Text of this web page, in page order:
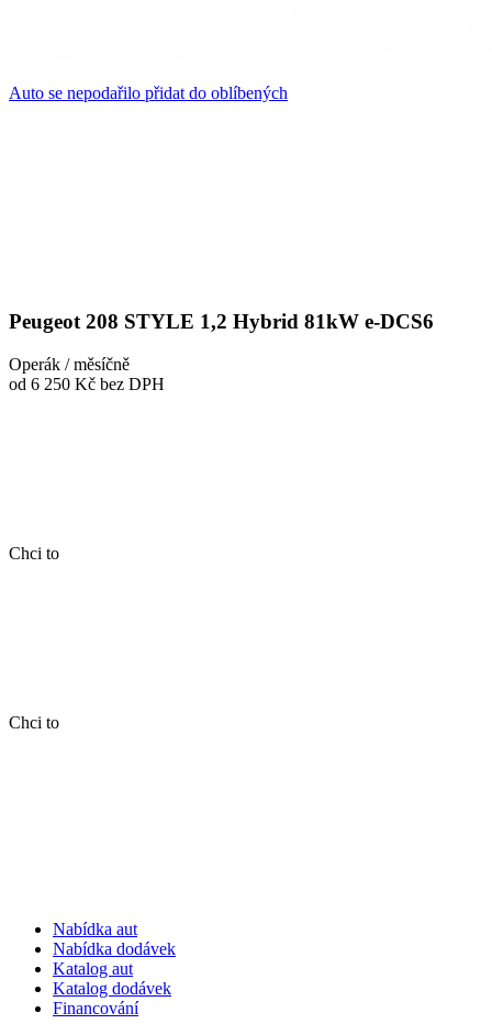
Auto se nepodařilo přidat do oblíbených
Peugeot 208 STYLE 1,2 Hybrid 81kW e-DCS6
Operák / měsíčně
od 6 250 Kč bez DPH
Chci to
Chci to
Nabídka aut
Nabídka dodávek
Katalog aut
Katalog dodávek
Financování